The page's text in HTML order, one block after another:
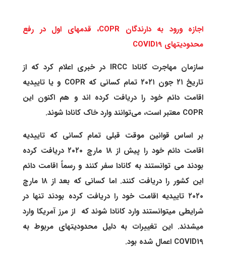
اجازه ورود به دارندگان COPR، قدمهای اول در رفع
محدودیتهای COVID19
سازمان مهاجرت کانادا IRCC در خبری اعلام کرد که از
تاریخ ۲۱ جون ۲۰۲۱ تمام کسانی که COPR و یا تاییدیه
اقامت دائم خود را دریافت کرده اند و هم اکنون این
COPR معتبر است، می‌توانند وارد خاک کانادا شوند.
بر اساس قوانین موقت قبلی تمام کسانی که تاییدیه
اقامت دائم خود را پیش از ۱۸ مارچ ۲۰۲۰ دریافت کرده
بودند می توانستند به کانادا سفر کنند و رسماً اقامت دائم
این کشور را دریافت کنند. اما کسانی که بعد از ۱۸ مارچ
۲۰۲۰ تاییدیه اقامت خود را دریافت کرده بودند تنها در
شرایطی میتوانستند وارد کانادا شوند که از مرز آمریکا وارد
میشدند. این تغییرات به دلیل محدودیتهای مربوط به
COVID19 اعمال شده بود.